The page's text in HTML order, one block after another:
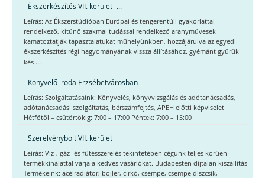
Ékszerkészítés VII. kerület -...
Leírás: Az Ékszerstúdióban Európai és tengerentúli gyakorlattal
rendelkező, kitűnő szakmai tudással rendelkező aranyművesek
kamatoztatják tapasztalatukat műhelyünkben, hozzájárulva az egyedi
ékszerkészítés régi hagyományának vissza állításához. gyémánt gyűrűk
kés ...
Könyvelő iroda Erzsébetvárosban
Leírás: Szolgáltatásaink: Könyvelés, könyvvizsgálás és adótanácsadás,
adótanácsadási szolgáltatás, bérszámfejtés, APEH előtti képviselet
Hétfőtől – csütörtökig: 7:00 – 17:00 Péntek: 7:00 – 15:00
Szerelvénybolt VII. kerület
Leírás: Víz-, gáz- és fűtésszerelés tekintetében cégünk teljes körűen
termékkínálattal várja a kedves vásárlókat. Budapesten díjtalan kiszállítás
Termékeink: acélradiátor, bojler, cirkó, csempe, csempe díszcsík,